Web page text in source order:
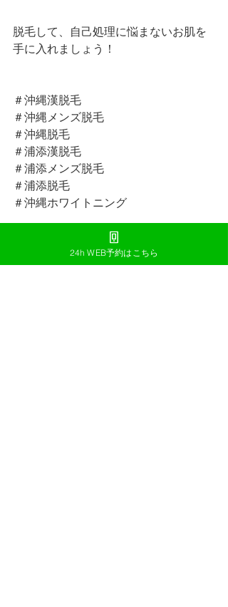
脱毛して、自己処理に悩まないお肌を
手に入れましょう！
＃沖縄漢脱毛
＃沖縄メンズ脱毛
＃沖縄脱毛
＃浦添漢脱毛
＃浦添メンズ脱毛
＃浦添脱毛
＃沖縄ホワイトニング
24h WEB予約はこちら